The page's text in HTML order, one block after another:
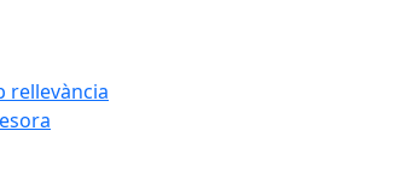
rellevància